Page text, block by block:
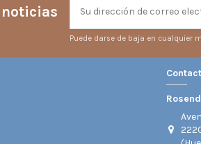
Puede darse de baja en cualquier